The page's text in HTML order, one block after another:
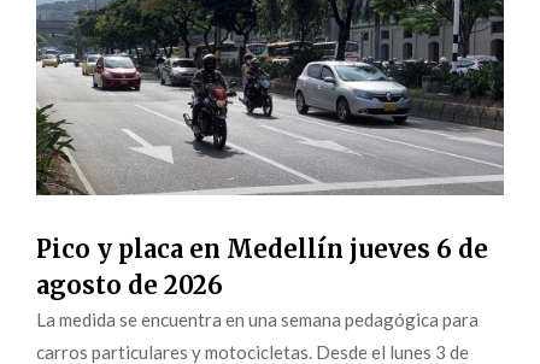
Pico y placa en Medellín jueves 6 de
agosto de 2026
La medida se encuentra en una semana pedagógica para
carros particulares y motocicletas. Desde el lunes 3 de